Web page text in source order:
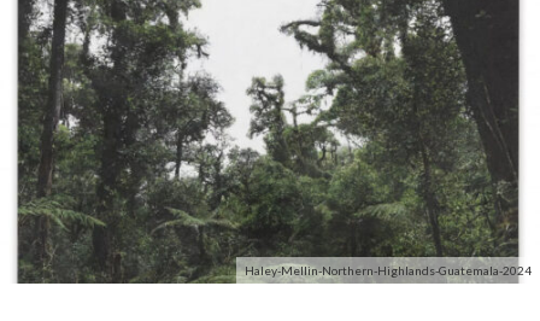
Haley-Mellin-Northern-Highlands-Guatemala-2024